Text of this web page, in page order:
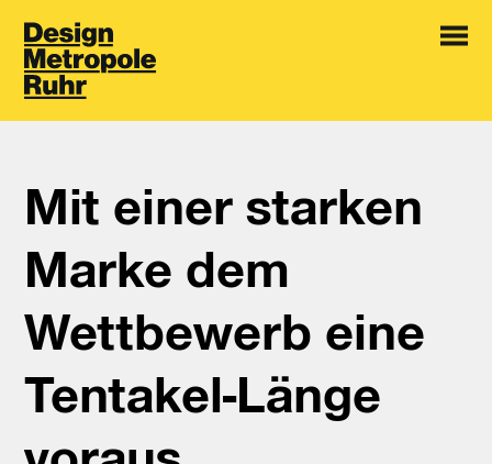
Mit einer starken
Marke dem
Wettbewerb eine
Tentakel-Länge